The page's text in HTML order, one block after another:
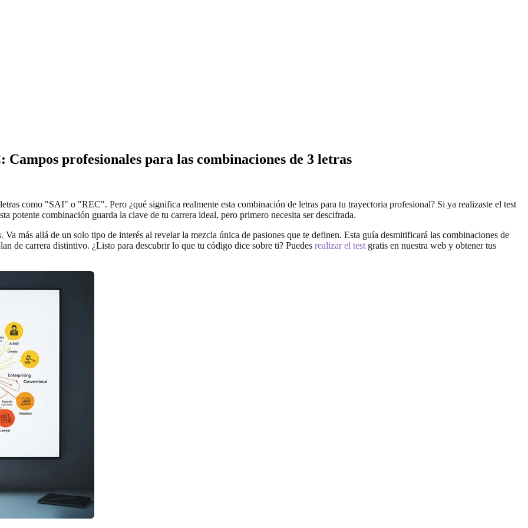
profesionales para las combinaciones de 3 letras
como "SAI" o "REC". Pero ¿qué significa realmente esta combinación de letras para tu trayectoria profesional? Si ya realizaste el test
potente combinación guarda la clave de tu carrera ideal, pero primero necesita ser descifrada.
más allá de un solo tipo de interés al revelar la mezcla única de pasiones que te definen. Esta guía desmitificará las combinaciones de
de carrera distintivo. ¿Listo para descubrir lo que tu código dice sobre ti? Puedes realizar el test gratis en nuestra web y obtener tus